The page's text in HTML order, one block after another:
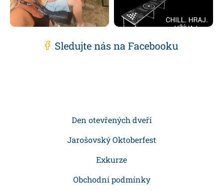
Sledujte nás na Facebooku
Den otevřených dveří
Jarošovský Oktoberfest
Exkurze
Obchodní podmínky